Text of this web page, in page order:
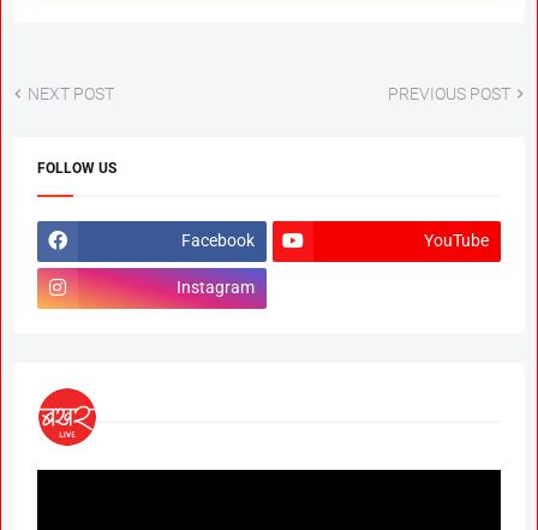
NEXT POST PREVIOUS POST
FOLLOW US
Facebook YouTube
Instagram